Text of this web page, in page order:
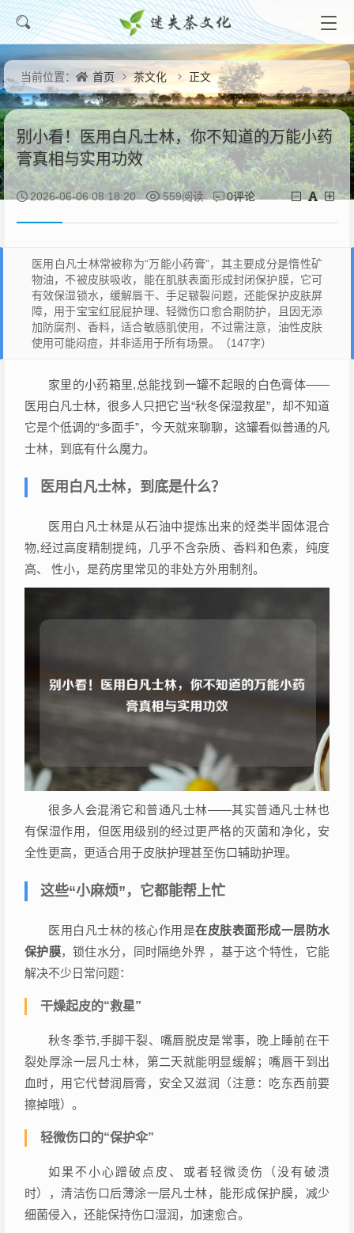
当前位置： 首页 茶文化 正文
别小看！医用白凡士林，你不知道的万能小药
膏真相与实用功效
2026-06-06 08:18:20 559阅读 0评论
医用白凡士林常被称为“万能小药膏”，其主要成分是惰性矿
物油，不被皮肤吸收，能在肌肤表面形成封闭保护膜，它可
有效保湿锁水，缓解唇干、手足皲裂问题，还能保护皮肤屏
障，用于宝宝红屁屁护理、轻微伤口愈合期防护，且因无添
加防腐剂、香料，适合敏感肌使用，不过需注意，油性皮肤
使用可能闷痘，并非适用于所有场景。（147字）
家里的小药箱里,总能找到一罐不起眼的白色膏体——
医用白凡士林，很多人只把它当“秋冬保湿救星”，却不知道
它是个低调的“多面手”，今天就来聊聊，这罐看似普通的凡
士林，到底有什么魔力。
医用白凡士林，到底是什么？
医用白凡士林是从石油中提炼出来的烃类半固体混合
物,经过高度精制提纯，几乎不含杂质、香料和色素，纯度
高、 性小，是药房里常见的非处方外用制剂。
很多人会混淆它和普通凡士林——其实普通凡士林也
有保湿作用，但医用级别的经过更严格的灭菌和净化，安
全性更高，更适合用于皮肤护理甚至伤口辅助护理。
这些“小麻烦”，它都能帮上忙
医用白凡士林的核心作用是在皮肤表面形成一层防水
保护膜，锁住水分，同时隔绝外界 ，基于这个特性，它能
解决不少日常问题：
干燥起皮的“救星”
秋冬季节,手脚干裂、嘴唇脱皮是常事，晚上睡前在干
裂处厚涂一层凡士林，第二天就能明显缓解；嘴唇干到出
血时，用它代替润唇膏，安全又滋润（注意：吃东西前要
擦掉哦）。
轻微伤口的“保护伞”
如果不小心蹭破点皮、或者轻微烫伤（没有破溃
时），清洁伤口后薄涂一层凡士林，能形成保护膜，减少
细菌侵入，还能保持伤口湿润，加速愈合。